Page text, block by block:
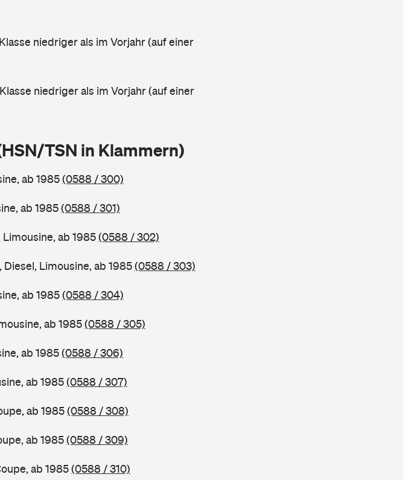
niedriger als im Vorjahr (auf einer
niedriger als im Vorjahr (auf einer
TSN in Klammern)
ab 1985(0588 / 300)
ab 1985(0588 / 301)
ab 1985(0588 / 302)
Diesel, Limousine, ab 1985(0588 / 303)
ab 1985(0588 / 304)
ab 1985(0588 / 305)
ab 1985(0588 / 306)
ab 1985(0588 / 307)
ab 1985(0588 / 308)
ab 1985(0588 / 309)
ab 1985(0588 / 310)